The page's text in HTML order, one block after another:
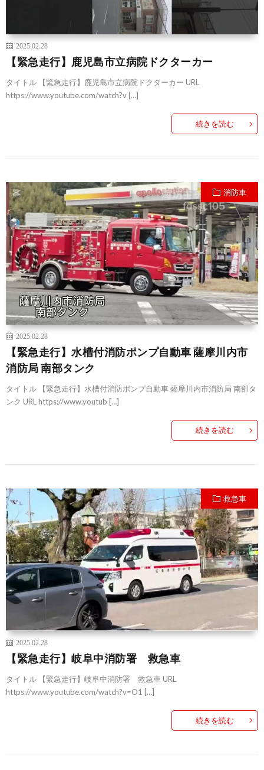
2025.02.28
【緊急走行】鹿児島市立病院ドクターカー
タイトル 【緊急走行】鹿児島市立病院ドクターカー URL
https://www.youtube.com/watch?v […]
続きを読む
消防車
2025.02.28
【緊急走行】水槽付消防ポンプ自動車 薩摩川内市
消防局 南部タンク
タイトル 【緊急走行】水槽付消防ポンプ自動車 薩摩川内市消防局 南部タ
ンク URL https://www.youtub […]
続きを読む
救急車
2025.02.28
【緊急走行】岐阜中消防署 救急車
タイトル 【緊急走行】岐阜中消防署 救急車 URL
https://www.youtube.com/watch?v=O1 […]
続きを読む